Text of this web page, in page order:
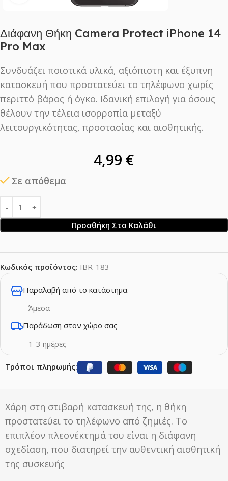
Διάφανη Θήκη Camera Protect iPhone 14
Pro Max
Συνδυάζει ποιοτικά υλικά, αξιόπιστη και έξυπνη
κατασκευή που προστατεύει το τηλέφωνο χωρίς
περιττό βάρος ή όγκο. Ιδανική επιλογή για όσους
θέλουν την τέλεια ισορροπία μεταξύ
λειτουργικότητας, προστασίας και αισθητικής.
4,99 €
Σε απόθεμα
Προσθήκη Στο Καλάθι
Κωδικός προϊόντος: IBR-183
Παραλαβή από το κατάστημα
Άμεσα
Παράδωση στον χώρο σας
1-3 ημέρες
Τρόποι πληρωμής:
Χάρη στη στιβαρή κατασκευή της, η θήκη
προστατεύει το τηλέφωνο από ζημιές. Το
επιπλέον πλεονέκτημά του είναι η διάφανη
σχεδίαση, που διατηρεί την αυθεντική αισθητική
της συσκευής